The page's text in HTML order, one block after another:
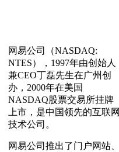
网易公司（NASDAQ:
NTES），1997年由创始人
兼CEO丁磊先生在广州创
办，2000年在美国
NASDAQ股票交易所挂牌
上市，是中国领先的互联网
技术公司。
网易公司推出了门户网站、